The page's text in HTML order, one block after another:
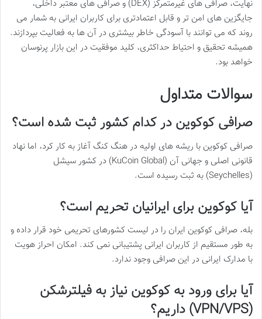
نهایت، صرافی های غیرمتمرکز (DEX) و صرافی های معتبر داخلی،
جایگزین های امن تر و قابل اعتمادتری برای کاربران ایرانی به شمار می
روند که می توانند با آسودگی خاطر بیشتری در آن ها به فعالیت بپردازند.
همیشه تحقیق و احتیاط حداکثری، کلید موفقیت در این بازار پرنوسان
خواهد بود.
سوالات متداول
صرافی کوکوین در کدام کشور ثبت شده است؟
صرافی کوکوین با ریشه های اولیه در هنگ کنگ آغاز به کار کرد، اما نهاد
قانونی اصلی و جهانی آن (KuCoin Global) در کشور سیشل
(Seychelles) به ثبت رسیده است.
آیا کوکوین برای ایرانیان تحریم است؟
بله، صرافی کوکوین ایران را در لیست کشورهای تحریمی خود قرار داده و
به طور مستقیم از کاربران ایرانی پشتیبانی نمی کند. امکان احراز هویت
با مدارک ایرانی در این صرافی وجود ندارد.
آیا برای ورود به کوکوین نیاز به فیلترشکن
(VPN/VPS) داریم؟